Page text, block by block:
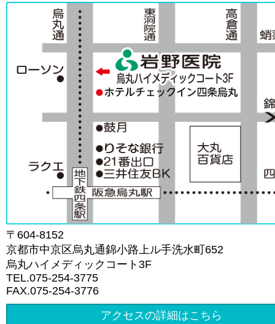
〒604-8152
京都市中京区烏丸通錦小路上ル手洗水町652
烏丸ハイメディックコート3F
TEL.075-254-3775
FAX.075-254-3776
アクセスの詳細はこちら